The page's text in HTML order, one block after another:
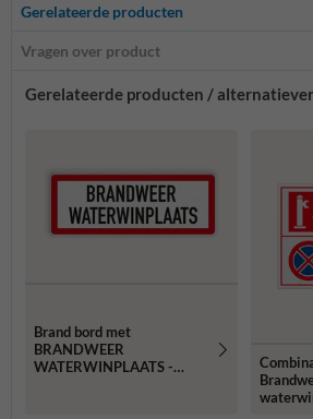
Gerelateerde producten
Vragen over product
Gerelateerde producten /
Brand bord met
BRANDWEER
WATERWINPLAATS -